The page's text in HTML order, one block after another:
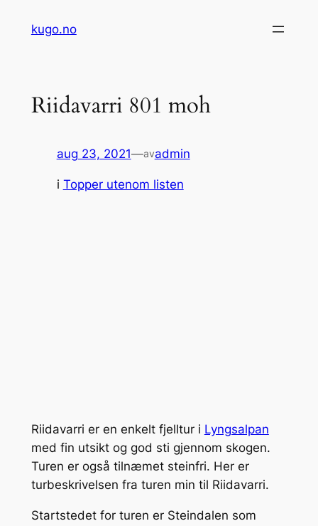
kugo.no
Riidavarri 801 moh
aug 23, 2021—avadmin
i Topper utenom listen
Riidavarri er en enkelt fjelltur i Lyngsalpan
med fin utsikt og god sti gjennom skogen.
Turen er også tilnæmet steinfri. Her er
turbeskrivelsen fra turen min til Riidavarri.
Startstedet for turen er Steindalen som